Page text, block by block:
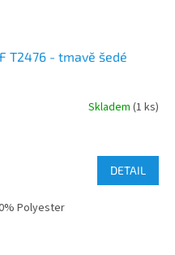
T2476 - tmavě šedé
Skladem (1 ks)
DETAIL
Polyester